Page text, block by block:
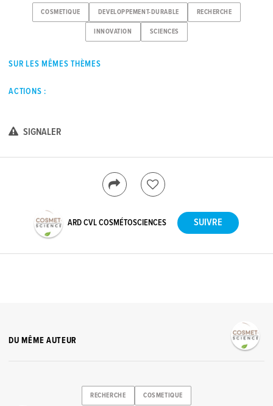
COSMETIQUE DEVELOPPEMENT-DURABLE RECHERCHE
INNOVATION SCIENCES
SUR LES MÊMES THÈMES
ACTIONS :
SIGNALER
ARD CVL COSMÉTOSCIENCES
DU MÊME AUTEUR
RECHERCHE COSMETIQUE